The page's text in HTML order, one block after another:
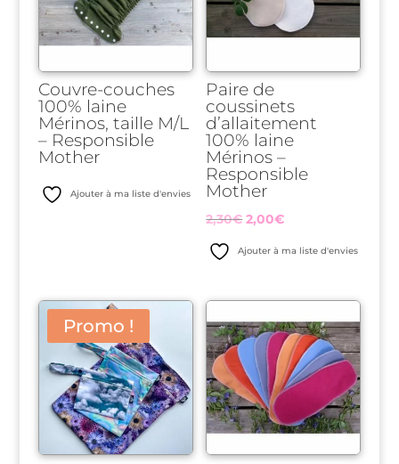
Couvre-couches
100% laine
Mérinos, taille M/L
– Responsible
Mother
Ajouter à ma liste d'envies
Paire de
coussinets
d’allaitement
100% laine
Mérinos –
Responsible
Mother
2,30€ Le
2,00€Le
Ajouter à ma liste d'envies
Promo !